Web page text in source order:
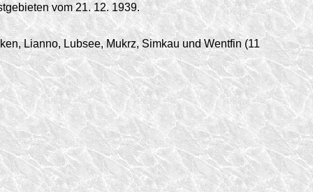
vom 21. 12. 1939.
Lianno, Lubsee, Mukrz, Simkau und Wentfin (11